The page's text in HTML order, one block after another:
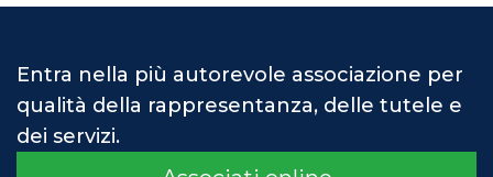
Entra nella più autorevole associazione per
qualità della rappresentanza, delle tutele e
dei servizi.